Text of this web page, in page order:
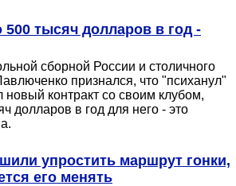
тысяч долларов в год -
сборной России и столичного
признался, что "психанул"
новый контракт со своим клубом,
долларов в год для него - это
упростить маршрут гонки,
его менять